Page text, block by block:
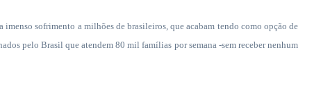
imenso sofrimento a milhões de brasileiros, que acabam tendo como opção de
pelo Brasil que atendem 80 mil famílias por semana -sem receber nenhum